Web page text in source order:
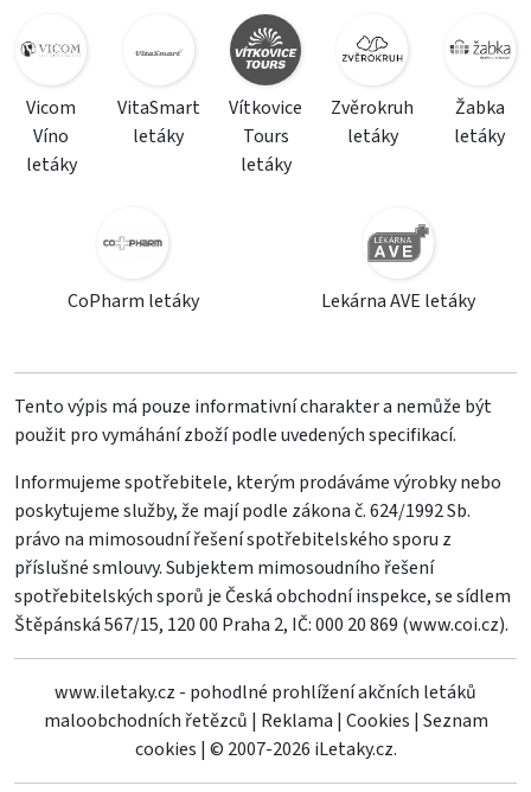
Vicom
Víno
letáky
VitaSmart
letáky
Vítkovice
Tours
letáky
Zvěrokruh
letáky
Žabka
letáky
CoPharm letáky Lekárna AVE letáky
Tento výpis má pouze informativní charakter a nemůže být
použit pro vymáhání zboží podle uvedených specifikací.
Informujeme spotřebitele, kterým prodáváme výrobky nebo
poskytujeme služby, že mají podle zákona č. 624/1992 Sb.
právo na mimosoudní řešení spotřebitelského sporu z
příslušné smlouvy. Subjektem mimosoudního řešení
spotřebitelských sporů je Česká obchodní inspekce, se sídlem
Štěpánská 567/15, 120 00 Praha 2, IČ: 000 20 869 (www.coi.cz).
www.iletaky.cz - pohodlné prohlížení akčních letáků
maloobchodních řetězců | Reklama | Cookies | Seznam
cookies | © 2007-2026 iLetaky.cz.